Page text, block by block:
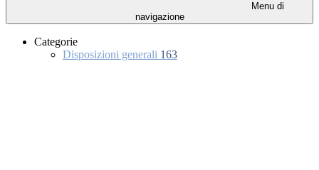
Menu di
navigazione
Categorie
Disposizioni generali 163